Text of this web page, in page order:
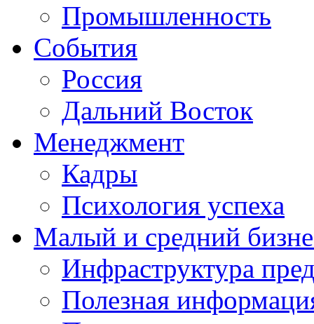
Промышленность
События
Россия
Дальний Восток
Менеджмент
Кадры
Психология успеха
Малый и средний
Инфраструктура
Полезная